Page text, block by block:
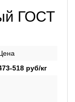
ГОСТ
518 руб/кг